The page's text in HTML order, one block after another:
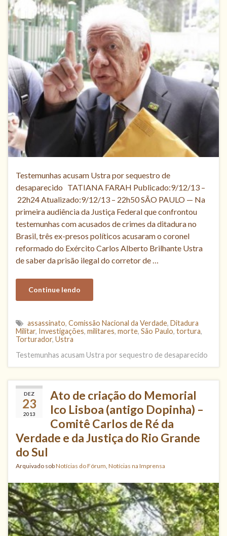
Testemunhas acusam Ustra por sequestro de
desaparecido TATIANA FARAH Publicado:9/12/13 –
22h24 Atualizado:9/12/13 – 22h50 SÃO PAULO — Na
primeira audiência da Justiça Federal que confrontou
testemunhas com acusados de crimes da ditadura no
Brasil, três ex-presos políticos acusaram o coronel
reformado do Exército Carlos Alberto Brilhante Ustra
de saber da prisão ilegal do corretor de …
Continue lendo
assassinato, Comissão Nacional da Verdade, Ditadura
Militar, Investigações, militares, morte, São Paulo, tortura,
Torturador, Ustra
Testemunhas acusam Ustra por sequestro de desaparecido
DEZ
23
2013
Ato de criação do Memorial
Ico Lisboa (antigo Dopinha) –
Comitê Carlos de Ré da
Verdade e da Justiça do Rio Grande
do Sul
Arquivado sobNotícias do Fórum Notícias na Imprensa